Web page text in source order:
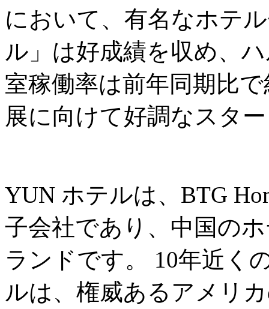
において、有名なホテ
ル」は好成績を収め、
室稼働率は前年同期比
展に向けて好調なスタ
YUN ホテルは、BTG
子会社であり、中国の
ランドです。 10年近く
ルは、権威あるアメリ